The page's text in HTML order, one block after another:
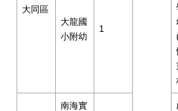
大同區
大龍國
小附幼
1
南海實